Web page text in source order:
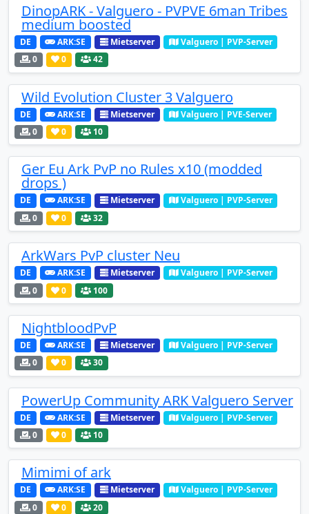
DinopARK - Valguero - PVPVE 6man Tribes
medium boosted
DE ARK:SE Mietserver
Valguero | PVP-Server
0
0 42
Wild Evolution Cluster 3 Valguero
DE ARK:SE Mietserver
Valguero | PVE-Server
0
0 10
Ger Eu Ark PvP no Rules x10 (modded
drops )
DE ARK:SE Mietserver
Valguero | PVP-Server
0
0 32
ArkWars PvP cluster Neu
DE ARK:SE Mietserver
Valguero | PVP-Server
0
0 100
NightbloodPvP
DE ARK:SE Mietserver
Valguero | PVP-Server
0
0 30
PowerUp Community ARK Valguero Server
DE ARK:SE Mietserver
Valguero | PVP-Server
0
0 10
Mimimi of ark
DE ARK:SE Mietserver
Valguero | PVP-Server
0
0 20